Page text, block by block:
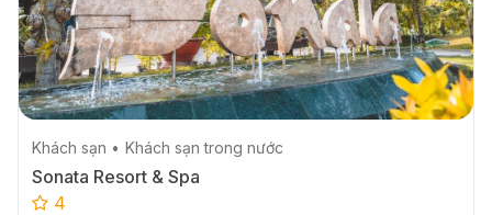
Khách sạn Khách sạn trong nước
Sonata Resort & Spa
4